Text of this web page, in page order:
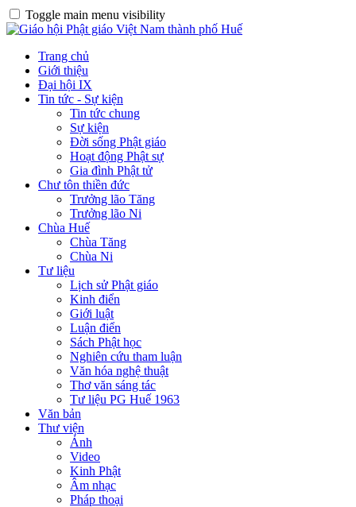
Toggle main menu visibility
Trang chủ
Giới thiệu
Đại hội IX
Tin tức - Sự kiện
Tin tức chung
Sự kiện
Đời sống Phật giáo
Hoạt động Phật sự
Gia đình Phật tử
Chư tôn thiền đức
Trưởng lão Tăng
Trưởng lão Ni
Chùa Huế
Chùa Tăng
Chùa Ni
Tư liệu
Lịch sử Phật giáo
Kinh điển
Giới luật
Luận điển
Sách Phật học
Nghiên cứu tham luận
Văn hóa nghệ thuật
Thơ văn sáng tác
Tư liệu PG Huế 1963
Văn bản
Thư viện
Ảnh
Video
Kinh Phật
Âm nhạc
Pháp thoại